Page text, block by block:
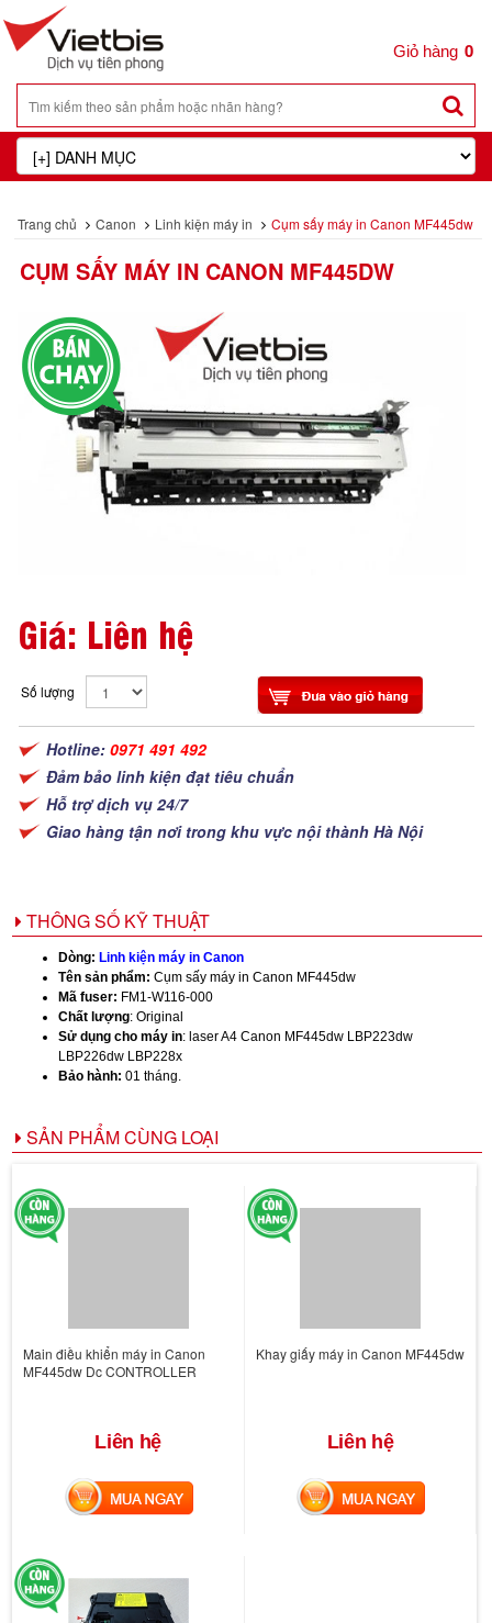
0
Trang chủ Canon Linh kiện máy in Cụm sấy máy in Canon MF445dw
CỤM SẤY MÁY IN CANON MF445DW
Giá: Liên hệ
Số lượng
Hotline: 0971 491 492
Đảm bảo linh kiện đạt tiêu chuẩn
Hỗ trợ dịch vụ 24/7
Giao hàng tận nơi trong khu vực nội thành Hà Nội
THÔNG SỐ KỸ THUẬT
Dòng: Linh kiện máy in Canon
Tên sản phẩm: Cụm sấy máy in Canon MF445dw
Mã fuser: FM1-W116-000
Chất lượng: Original
Sử dụng cho máy in: laser A4 Canon MF445dw LBP223dw
LBP226dw LBP228x
Bảo hành: 01 tháng.
SẢN PHẨM CÙNG LOẠI
Main điều khiển máy in Canon
MF445dw Dc CONTROLLER
Liên hệ
MUA NGAY
Khay giấy máy in Canon MF445dw
Liên hệ
MUA NGAY